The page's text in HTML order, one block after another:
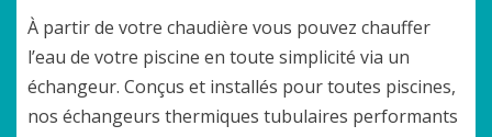
À partir de votre chaudière vous pouvez chauffer
l’eau de votre piscine en toute simplicité via un
échangeur. Conçus et installés pour toutes piscines,
nos échangeurs thermiques tubulaires performants